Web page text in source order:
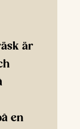
är
en